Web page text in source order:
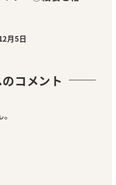
月5日
コメント